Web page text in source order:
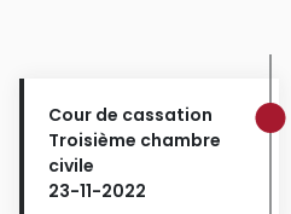
Cour de cassation
Troisième chambre
civile
23-11-2022